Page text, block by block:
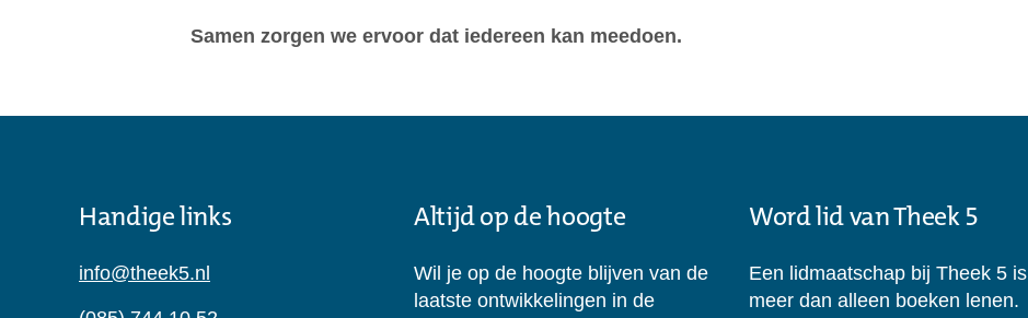
Samen zorgen we ervoor dat iedereen kan meedoen.
Handige links
info@theek5.nl
Altijd op de hoogte
Wil je op de hoogte blijven van de
laatste ontwikkelingen in de
Word lid van Theek 5
Een lidmaatschap bij Theek 5 is
meer dan alleen boeken lenen.